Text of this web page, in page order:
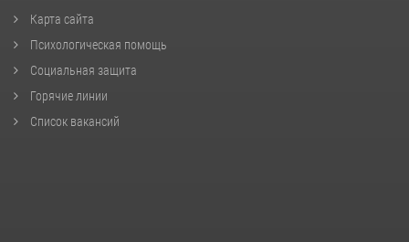
Карта сайта
Психологическая помощь
Социальная защита
Горячие линии
Список вакансий